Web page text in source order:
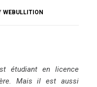
WEBULLITION
étudiant en licence
Mais il est aussi